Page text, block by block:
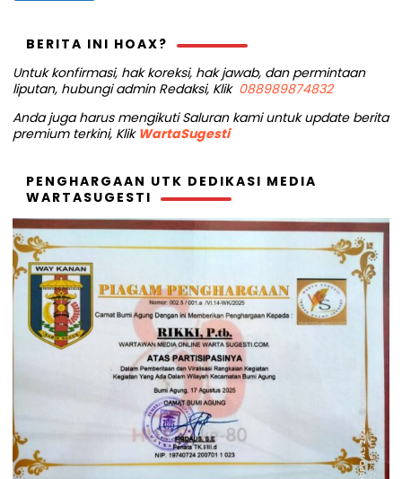
BERITA INI HOAX?
Untuk konfirmasi, hak koreksi, hak jawab, dan permintaan
liputan, hubungi admin Redaksi, Klik 088989874832
Anda juga harus mengikuti Saluran kami untuk update berita
premium terkini, Klik WartaSugesti
PENGHARGAAN UTK DEDIKASI MEDIA
WARTASUGESTI